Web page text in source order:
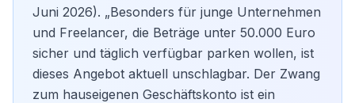
Juni 2026). „Besonders für junge Unternehmen
und Freelancer, die Beträge unter 50.000 Euro
sicher und täglich verfügbar parken wollen, ist
dieses Angebot aktuell unschlagbar. Der Zwang
zum hauseigenen Geschäftskonto ist ein